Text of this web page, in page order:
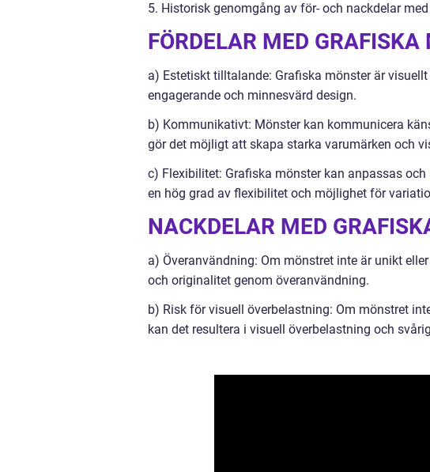
5. Historisk genomgång av för- och nackdelar
FÖRDELAR MED GRAFISKA
a) Estetiskt tilltalande: Grafiska mönster är
engagerande och minnesvärd design.
b) Kommunikativt: Mönster kan kommunicera
gör det möjligt att skapa starka varumärken och
c) Flexibilitet: Grafiska mönster kan anpassas
en hög grad av flexibilitet och möjlighet för
NACKDELAR MED
a) Överanvändning: Om mönstret inte är unikt
och originalitet genom överanvändning.
b) Risk för visuell överbelastning: Om mönstret
kan det resultera i visuell överbelastning och